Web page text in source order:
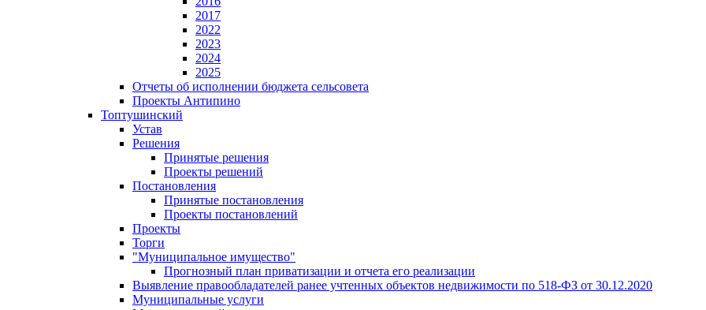
2017
2022
2023
2024
2025
Отчеты об исполнении бюджета сельсовета
Проекты Антипино
Топтушинский
Устав
Решения
Принятые решения
Проекты решений
Постановления
Принятые постановления
Проекты постановлений
Проекты
Торги
"Муниципальное имущество"
Прогнозный план приватизации и отчета его реализации
Выявление правообладателей ранее учтенных объектов недвижимости по 518-ФЗ от 30.12.2020
Муниципальные услуги